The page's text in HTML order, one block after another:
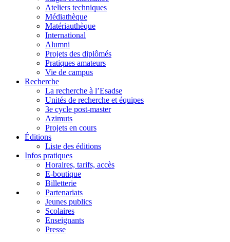
Ateliers techniques
Médiathèque
Matériauthèque
International
Alumni
Projets des diplômés
Pratiques amateurs
Vie de campus
Recherche
La recherche à l’Esadse
Unités de recherche et équipes
3e cycle post-master
Azimuts
Projets en cours
Éditions
Liste des éditions
Infos pratiques
Horaires, tarifs, accès
E-boutique
Billetterie
Partenariats
Jeunes publics
Scolaires
Enseignants
Presse